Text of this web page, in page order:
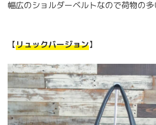
幅広のショルダーベルトなので荷物の
【リュックバージョン】